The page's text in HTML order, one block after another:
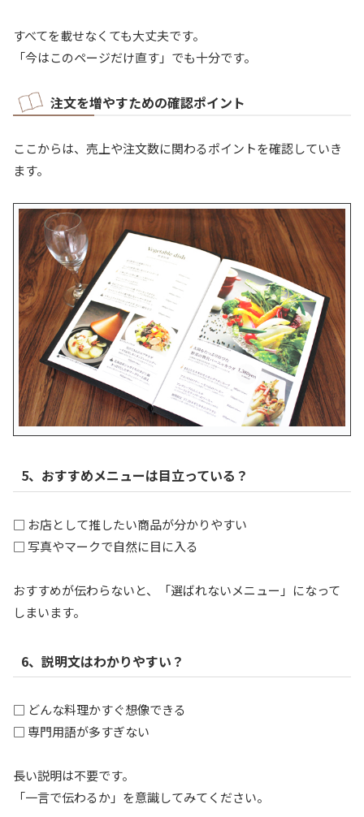
すべてを載せなくても大丈夫です。
「今はこのページだけ直す」でも十分です。
注文を増やすための確認ポイント
ここからは、売上や注文数に関わるポイントを確認していき
ます。
5、おすすめメニューは目立っている？
□ お店として推したい商品が分かりやすい
□ 写真やマークで自然に目に入る
おすすめが伝わらないと、「選ばれないメニュー」になって
しまいます。
6、説明文はわかりやすい？
□ どんな料理かすぐ想像できる
□ 専門用語が多すぎない
長い説明は不要です。
「一言で伝わるか」を意識してみてください。